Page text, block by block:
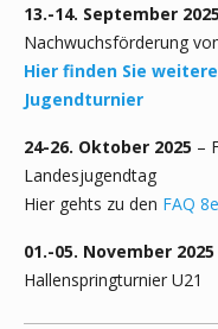
13.-14. September 2025
Nachwuchsförderung
Hier finden Sie
Jugendturnier
24-26. Oktober 2025 –
Landesjugendtag
Hier gehts zu den FAQ
01.-05. November 2025
Hallenspringturnier U21